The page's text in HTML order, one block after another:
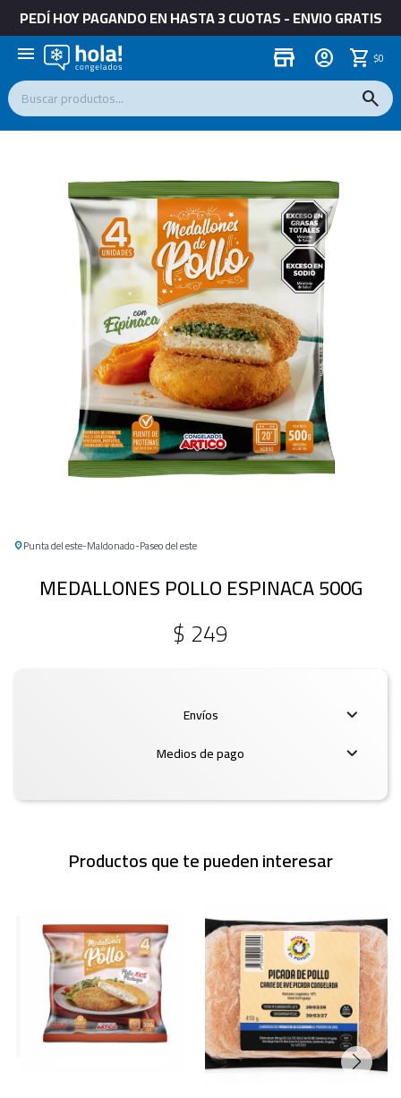
PEDÍ HOY PAGANDO EN HASTA 3 CUOTAS - ENVIO GRATIS
menu store $0
Punta del este Maldonado Paseo del este
MEDALLONES POLLO ESPINACA 500G
$ 249
Envíos
Medios de pago
Productos que te pueden interesar